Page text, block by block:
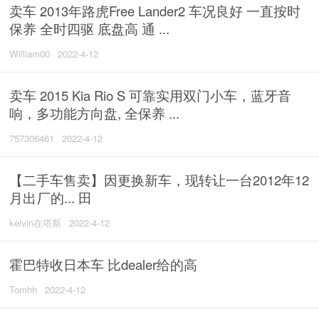
卖车 2013年路虎Free Lander2 车况良好 一直按时
保养 全时四驱 底盘高 通 ...
William00 2022-4-12
卖车 2015 Kia Rio S 可靠实用双门小车，蓝牙音
响，多功能方向盘, 全保养 ...
757306461 2022-4-12
【二手‮售车‬卖】因更换新车，现转让一台2012年12
月出​​‎͏ 厂的‮田 ...
kelvin在塔斯 2022-4-12
霍巴特收日本车 比dealer给的高
Tomhh 2022-4-12